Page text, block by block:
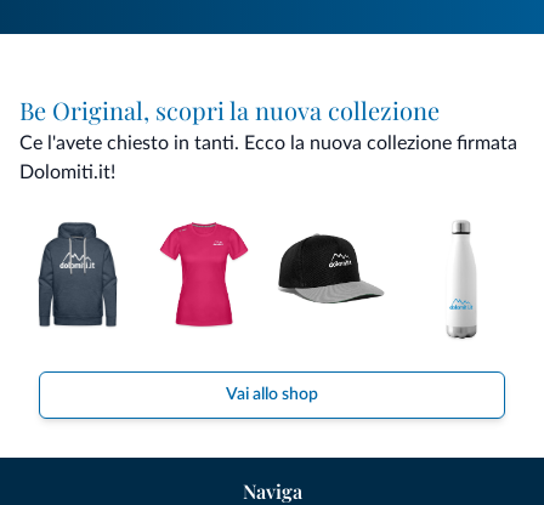
Be Original, scopri la nuova collezione
Ce l'avete chiesto in tanti. Ecco la nuova collezione firmata
Dolomiti.it!
Vai allo shop
Naviga